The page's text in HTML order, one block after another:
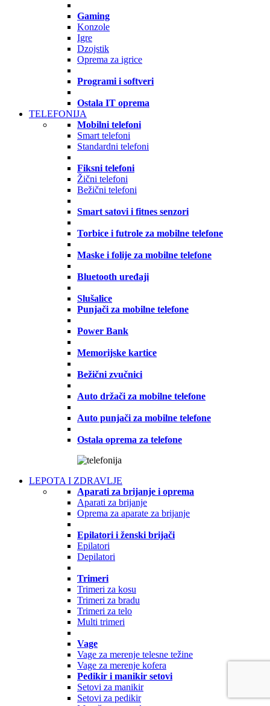
Gaming
Konzole
Igre
Dzojstik
Oprema za igrice
Programi i softveri
Ostala IT oprema
TELEFONIJA
Mobilni telefoni
Smart telefoni
Standardni telefoni
Fiksni telefoni
Žični telefoni
Bežični telefoni
Smart satovi i fitnes senzori
Torbice i futrole za mobilne telefone
Maske i folije za mobilne telefone
Bluetooth uređaji
Slušalice
Punjači za mobilne telefone
Power Bank
Memorijske kartice
Bežični zvučnici
Auto držači za mobilne telefone
Auto punjači za mobilne telefone
Ostala oprema za telefone
LEPOTA I ZDRAVLJE
Aparati za brijanje i oprema
Aparati za brijanje
Oprema za aparate za brijanje
Epilatori i ženski brijači
Epilatori
Depilatori
Trimeri
Trimeri za kosu
Trimeri za bradu
Trimeri za telo
Multi trimeri
Vage
Vage za merenje telesne težine
Vage za merenje kofera
Pedikir i manikir setovi
Setovi za manikir
Setovi za pedikir